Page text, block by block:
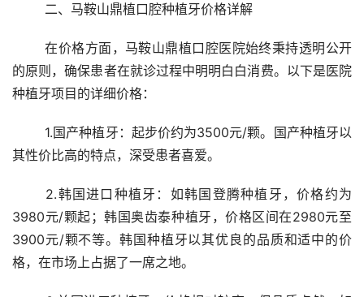
	二、马鞍山鼎植口腔种植牙价格详解
	在价格方面，马鞍山鼎植口腔医院始终秉持透明公开
的原则，确保患者在就诊过程中明明白白消费。以下是医院
种植牙项目的详细价格：
其性价比高的特点，深受患者喜爱。
3980元/颗起；韩国奥齿泰种植牙，价格区间在2980元至
3900元/颗不等。韩国种植牙以其优良的品质和适中的价
格，在市场上占据了一席之地。